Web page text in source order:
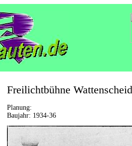
Freilichtbühne Wattenscheid
Planung:
Baujahr: 1934-36